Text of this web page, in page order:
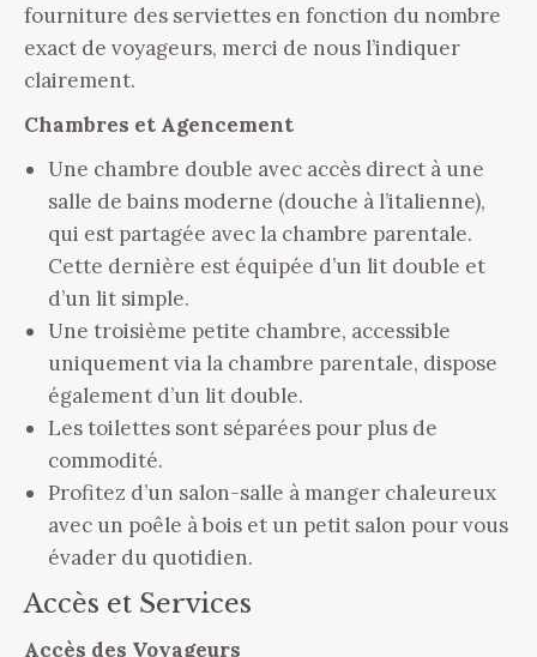
fourniture des serviettes en fonction du nombre
exact de voyageurs, merci de nous l’indiquer
clairement.
Chambres et Agencement
Une chambre double avec accès direct à une
salle de bains moderne (douche à l’italienne),
qui est partagée avec la chambre parentale.
Cette dernière est équipée d’un lit double et
d’un lit simple.
Une troisième petite chambre, accessible
uniquement via la chambre parentale, dispose
également d’un lit double.
Les toilettes sont séparées pour plus de
commodité.
Profitez d’un salon-salle à manger chaleureux
avec un poêle à bois et un petit salon pour vous
évader du quotidien.
Accès et Services
Accès des Voyageurs